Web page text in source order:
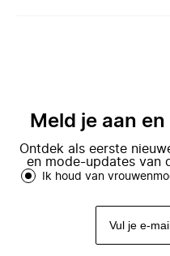
Meld je aan
Ontdek als eerste
en mode-updates van
Ik houd van